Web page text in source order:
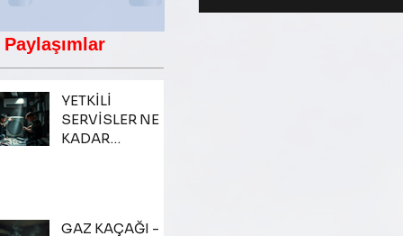
YETKİLİ
SERVİSLER NE
KADAR
GAZ KAÇAĞI -